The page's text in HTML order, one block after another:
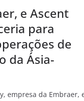
e Ascent
para
de
da Ásia-
empresa da Embraer,